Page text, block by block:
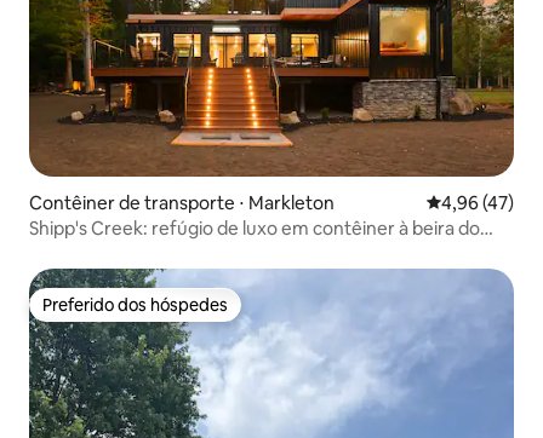
Contêiner de transporte ⋅ Markleton 4,96 de uma
4,96 (47)
Shipp's Creek: refúgio de luxo em contêiner à beira do
Preferido dos hóspedes
Preferido dos hóspedes